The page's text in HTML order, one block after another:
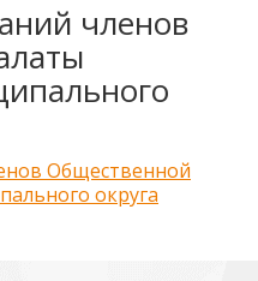
членов
Общественной
округа